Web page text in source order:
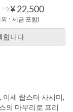
⇒¥ 22,500
･ 세금 포함)
합니다
이세 랍스터 사시미,
의 마무리로 프리